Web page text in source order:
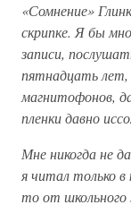
«Сомнение»
скрипке. Я бы
записи,
пятнадцать
магнитофонов,
пленки давно
Мне никогда не
я читал только
то от школьного